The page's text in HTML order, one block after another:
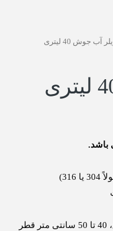
آب جوش 40 لیتری
باشد.